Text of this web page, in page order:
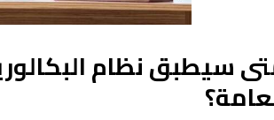
سيطبق نظام